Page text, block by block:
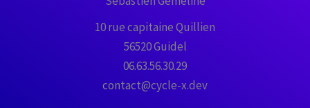
10 rue capitaine Quillien
56520 Guidel
06.63.56.30.29
contact@cycle-x.dev